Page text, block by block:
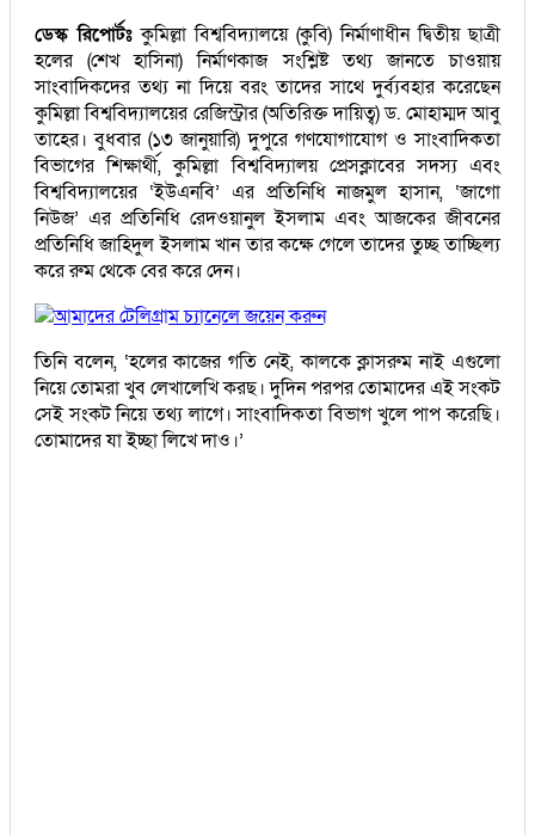
ডেস্ক রিপোর্টঃ কুমিল্লা বিশ্ববিদ্যালয়ে (কুবি) নির্মাণাধীন দ্বিতীয় ছাত্রী
হলের (শেখ হাসিনা) নির্মাণকাজ সংশ্লিষ্ট তথ্য জানতে চাওয়ায়
সাংবাদিকদের তথ্য না দিয়ে বরং তাদের সাথে দুর্ব্যবহার করেছেন
কুমিল্লা বিশ্ববিদ্যালয়ের রেজিস্ট্রার (অতিরিক্ত দায়িত্ব) ড. মোহাম্মদ আবু
তাহের। বুধবার (১৩ জানুয়ারি) দুপুরে গণযোগাযোগ ও সাংবাদিকতা
বিভাগের শিক্ষার্থী, কুমিল্লা বিশ্ববিদ্যালয় প্রেসক্লাবের সদস্য এবং
বিশ্ববিদ্যালয়ের ‘ইউএনবি’ এর প্রতিনিধি নাজমুল হাসান, ‘জাগো
নিউজ’ এর প্রতিনিধি রেদওয়ানুল ইসলাম এবং আজকের জীবনের
প্রতিনিধি জাহিদুল ইসলাম খান তার কক্ষে গেলে তাদের তুচ্ছ তাচ্ছিল্য
করে রুম থেকে বের করে দেন।
আমাদের টেলিগ্রাম চ্যানেলে জয়েন করুন
তিনি বলেন, ‘হলের কাজের গতি নেই, কালকে ক্লাসরুম নাই এগুলো
নিয়ে তোমরা খুব লেখালেখি করছ। দুদিন পরপর তোমাদের এই সংকট
সেই সংকট নিয়ে তথ্য লাগে। সাংবাদিকতা বিভাগ খুলে পাপ করেছি।
তোমাদের যা ইচ্ছা লিখে দাও।’